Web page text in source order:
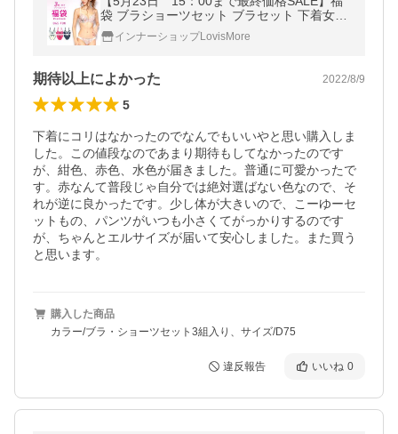
袋 ブラショーツセット ブラセット 下着女性
レディース 上下セット ブラジャー ショーツ
セット 総額6000円相当の福袋
インナーショップLovisMore
期待以上によかった 2022/8/9
5
下着にコリはなかったのでなんでもいいやと思い購入しま
した。この値段なのであまり期待もしてなかったのです
が、紺色、赤色、水色が届きました。普通に可愛かったで
す。赤なんて普段じゃ自分では絶対選ばない色なので、そ
れが逆に良かったです。少し体が大きいので、こーゆーセ
ットもの、パンツがいつも小さくてがっかりするのです
が、ちゃんとエルサイズが届いて安心しました。また買う
と思います。
購入した商品
カラー/ブラ・ショーツセット3組入り、サイズ/D75
違反報告 いいね 0